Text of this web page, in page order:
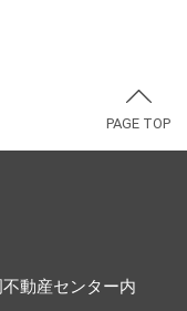
PAGE TOP
動産センター内